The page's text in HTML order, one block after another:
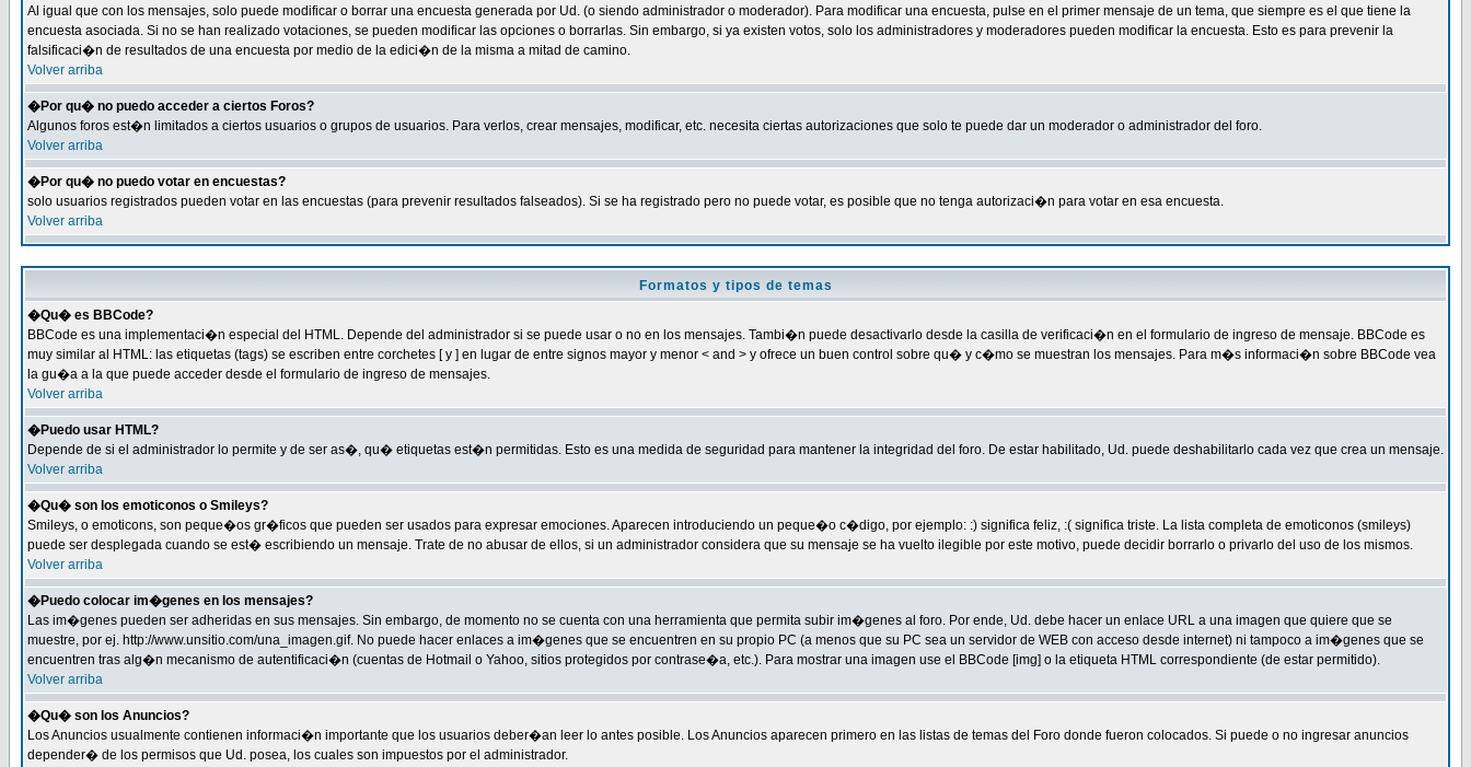
Al igual que con los mensajes, solo puede modificar o borrar una encuesta generada por Ud. (o siendo administrador o moderador). Para modificar una encuesta, pulse en el primer mensaje de un tema, que siempre es el que tiene la
encuesta asociada. Si no se han realizado votaciones, se pueden modificar las opciones o borrarlas. Sin embargo, si ya existen votos, solo los administradores y moderadores pueden modificar la encuesta. Esto es para prevenir la
falsificaci�n de resultados de una encuesta por medio de la edici�n de la misma a mitad de camino.
Volver arriba
�Por qu� no puedo acceder a ciertos Foros?
Algunos foros est�n limitados a ciertos usuarios o grupos de usuarios. Para verlos, crear mensajes, modificar, etc. necesita ciertas autorizaciones que solo te puede dar un moderador o administrador del foro.
Volver arriba
�Por qu� no puedo votar en encuestas?
solo usuarios registrados pueden votar en las encuestas (para prevenir resultados falseados). Si se ha registrado pero no puede votar, es posible que no tenga autorizaci�n para votar en esa encuesta.
Volver arriba
Formatos y tipos de temas
�Qu� es BBCode?
BBCode es una implementaci�n especial del HTML. Depende del administrador si se puede usar o no en los mensajes. Tambi�n puede desactivarlo desde la casilla de verificaci�n en el formulario de ingreso de mensaje. BBCode es
muy similar al HTML: las etiquetas (tags) se escriben entre corchetes [ y ] en lugar de entre signos mayor y menor < and > y ofrece un buen control sobre qu� y c�mo se muestran los mensajes. Para m�s informaci�n sobre BBCode vea
la gu�a a la que puede acceder desde el formulario de ingreso de mensajes.
Volver arriba
�Puedo usar HTML?
Depende de si el administrador lo permite y de ser as�, qu� etiquetas est�n permitidas. Esto es una medida de seguridad para mantener la integridad del foro. De estar habilitado, Ud. puede deshabilitarlo cada vez que crea un mensaje.
Volver arriba
�Qu� son los emoticonos o Smileys?
Smileys, o emoticons, son peque�os gr�ficos que pueden ser usados para expresar emociones. Aparecen introduciendo un peque�o c�digo, por ejemplo: :) significa feliz, :( significa triste. La lista completa de emoticonos (smileys)
puede ser desplegada cuando se est� escribiendo un mensaje. Trate de no abusar de ellos, si un administrador considera que su mensaje se ha vuelto ilegible por este motivo, puede decidir borrarlo o privarlo del uso de los mismos.
Volver arriba
�Puedo colocar im�genes en los mensajes?
Las im�genes pueden ser adheridas en sus mensajes. Sin embargo, de momento no se cuenta con una herramienta que permita subir im�genes al foro. Por ende, Ud. debe hacer un enlace URL a una imagen que quiere que se
muestre, por ej. http://www.unsitio.com/una_imagen.gif. No puede hacer enlaces a im�genes que se encuentren en su propio PC (a menos que su PC sea un servidor de WEB con acceso desde internet) ni tampoco a im�genes que se
encuentren tras alg�n mecanismo de autentificaci�n (cuentas de Hotmail o Yahoo, sitios protegidos por contrase�a, etc.). Para mostrar una imagen use el BBCode [img] o la etiqueta HTML correspondiente (de estar permitido).
Volver arriba
�Qu� son los Anuncios?
Los Anuncios usualmente contienen informaci�n importante que los usuarios deber�an leer lo antes posible. Los Anuncios aparecen primero en las listas de temas del Foro donde fueron colocados. Si puede o no ingresar anuncios
depender� de los permisos que Ud. posea, los cuales son impuestos por el administrador.